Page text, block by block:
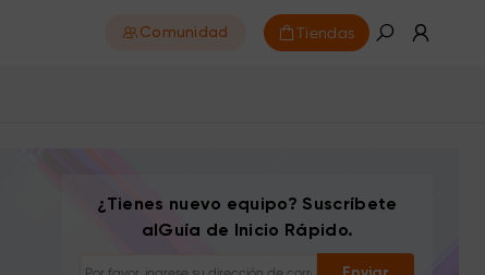
Comunidad Tiendas
¿Tienes nuevo equipo? Suscríbete
alGuía de Inicio Rápido.
Consejos y solución de problemas
Nuevos lanzamientos y ofertas